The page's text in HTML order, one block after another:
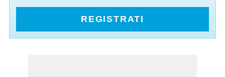
REGISTRATI